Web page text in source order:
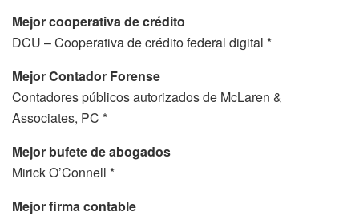
Mejor cooperativa de crédito
DCU – Cooperativa de crédito federal digital *
Mejor Contador Forense
Contadores públicos autorizados de McLaren &
Associates, PC *
Mejor bufete de abogados
Mirick O’Connell *
Mejor firma contable